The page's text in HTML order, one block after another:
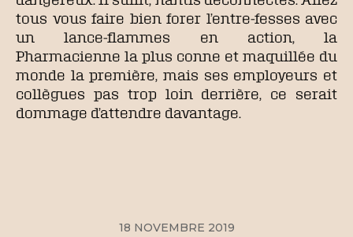
tous vous faire bien forer l’entre-fesses avec
un lance-flammes en action, la
Pharmacienne la plus conne et maquillée du
monde la première, mais ses employeurs et
collègues pas trop loin derrière, ce serait
dommage d’attendre davantage.
18 NOVEMBRE 2019